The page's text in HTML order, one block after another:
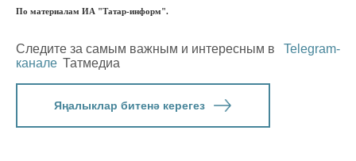
По материалам ИА "Татар-информ".
Следите за самым важным и интересным в
Telegram-
канале Татмедиа
Яңалыклар битенә керегез